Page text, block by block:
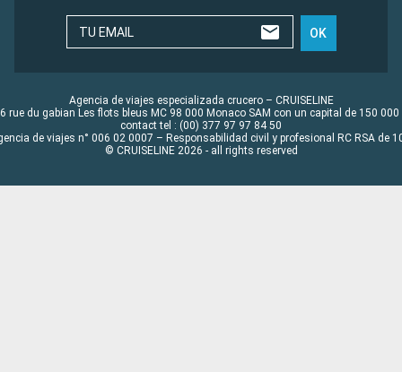
TU EMAIL OK
Agencia de viajes especializada crucero – CRUISELINE
rue du gabian Les flots bleus MC 98 000 Monaco SAM con un capital de 150 000
contact tel : (00) 377 97 97 84 50
de viajes n° 006 02 0007 – Responsabilidad civil y profesional RC RSA de
© CRUISELINE 2026 - all rights reserved